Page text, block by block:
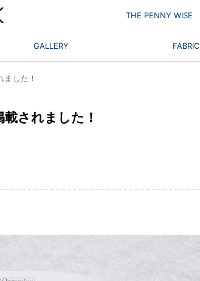
THE PENNY WISE
GALLERY FABRIC
した！
されました！